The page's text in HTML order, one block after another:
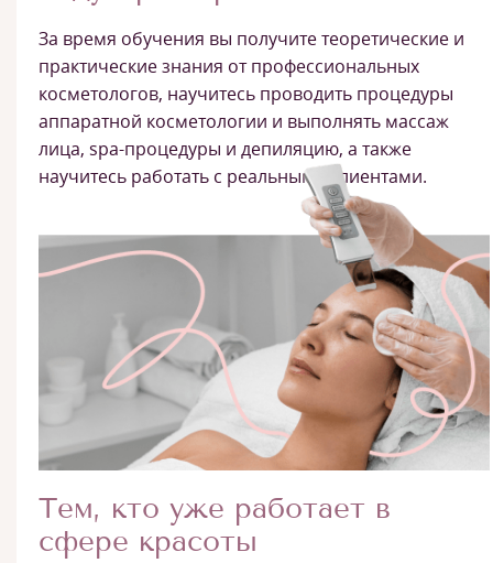
За время обучения вы получите теоретические и
практические знания от профессиональных
косметологов, научитесь проводить процедуры
аппаратной косметологии и выполнять массаж
лица, spa-процедуры и депиляцию, а также
научитесь работать с реальными клиентами.
Тем, кто уже работает в
сфере красоты